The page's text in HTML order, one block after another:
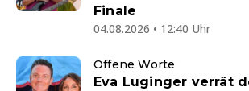
Finale
04.08.2026 • 12:40 Uhr
Offene Worte
Eva Luginger verrät